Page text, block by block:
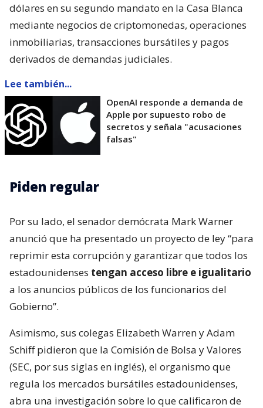
dólares en su segundo mandato en la Casa Blanca
mediante negocios de criptomonedas, operaciones
inmobiliarias, transacciones bursátiles y pagos
derivados de demandas judiciales.
Lee también...
OpenAI responde a demanda de
Apple por supuesto robo de
secretos y señala "acusaciones
falsas"
Piden regular
Por su lado, el senador demócrata Mark Warner
anunció que ha presentado un proyecto de ley “para
reprimir esta corrupción y garantizar que todos los
estadounidenses tengan acceso libre e igualitario
a los anuncios públicos de los funcionarios del
Gobierno”.
Asimismo, sus colegas Elizabeth Warren y Adam
Schiff pidieron que la Comisión de Bolsa y Valores
(SEC, por sus siglas en inglés), el organismo que
regula los mercados bursátiles estadounidenses,
abra una investigación sobre lo que calificaron de